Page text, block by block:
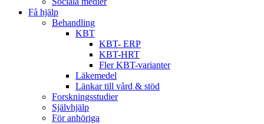
Få hjälp
Behandling
KBT
KBT- ERP
KBT-HRT
Fler KBT-varianter
Läkemedel
Länkar till vård & stöd
Forskningsstudier
Självhjälp
För anhöriga